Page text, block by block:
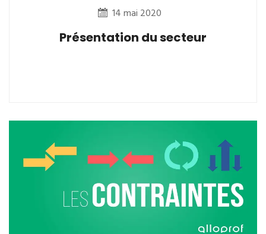
14 mai 2020
Présentation du secteur